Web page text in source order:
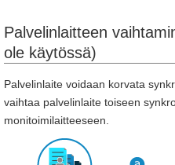
Palvelinlaitteen
ole käytössä)
Palvelinlaite voidaan korvata
vaihtaa palvelinlaite toiseen
monitoimilaitteeseen.